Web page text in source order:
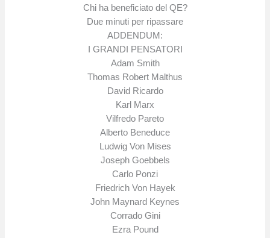
Chi ha beneficiato del QE?
Due minuti per ripassare
ADDENDUM:
I GRANDI PENSATORI
Adam Smith
Thomas Robert Malthus
David Ricardo
Karl Marx
Vilfredo Pareto
Alberto Beneduce
Ludwig Von Mises
Joseph Goebbels
Carlo Ponzi
Friedrich Von Hayek
John Maynard Keynes
Corrado Gini
Ezra Pound